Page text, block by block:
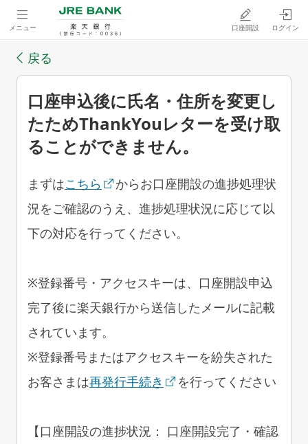
メニュー 口座開設 ログイン
戻る
口座申込後に氏名・住所を変更し
たためThankYouレターを受け取
ることができません。
まずはこちら
からお口座開設の進捗処理状
況をご確認のうえ、進捗処理状況に応じて以
下の対応を行ってください。
※登録番号・アクセスキーは、口座開設申込
完了後に楽天銀行から送信したメールに記載
されています。
※登録番号またはアクセスキーを紛失された
お客さまは再発行手続き を行ってください
【口座開設の進捗状況： 口座開設完了・確認